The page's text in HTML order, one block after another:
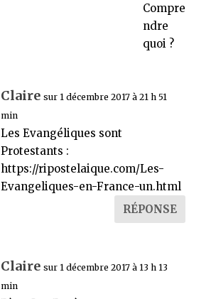
Compre
ndre
quoi ?
Claire sur 1 décembre 2017 à 21 h 51
min
Les Evangéliques sont
Protestants :
https://ripostelaique.com/Les-
Evangeliques-en-France-un.html
RÉPONSE
Claire sur 1 décembre 2017 à 13 h 13
min